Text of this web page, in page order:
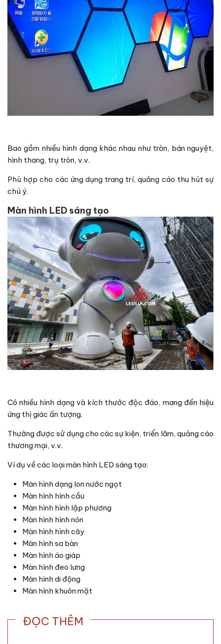
Bao gồm nhiều hình dạng khác nhau như tròn, bán nguyệt,
hình thang, trụ tròn, v.v.
Phù hợp cho các ứng dụng trang trí, quảng cáo thu hút sự
chú ý.
Màn hình LED sáng tạo
Có nhiều hình dạng và kích thước độc đáo, mang đến hiệu
ứng thị giác ấn tượng.
Thường được sử dụng cho các sự kiện, triển lãm, quảng cáo
thương mại, v.v.
Ví dụ về các loại màn hình LED sáng tạo:
Màn hình dạng lon nước ngọt
Màn hình hình cầu
Màn hình hình lập phương
Màn hình hình nón
Màn hình hình cây
Màn hình sa bàn
Màn hình áo giáp
Màn hình đeo lưng
Màn hình di động
Màn hình khuôn mặt
ĐỌC THÊM